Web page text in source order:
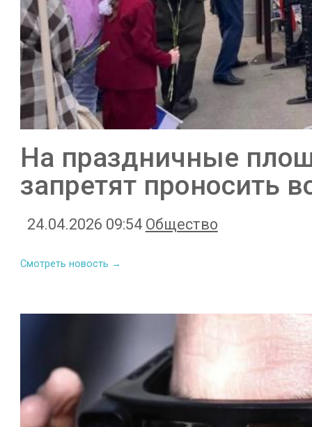
На праздничные
запретят проносить
24.04.2026 09:54 Общество
Смотреть новость →